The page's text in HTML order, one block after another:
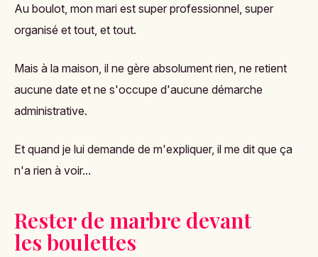
Au boulot, mon mari est super professionnel, super
organisé et tout, et tout.
Mais à la maison, il ne gère absolument rien, ne retient
aucune date et ne s'occupe d'aucune démarche
administrative.
Et quand je lui demande de m'expliquer, il me dit que ça
n'a rien à voir...
Rester de marbre devant
les boulettes